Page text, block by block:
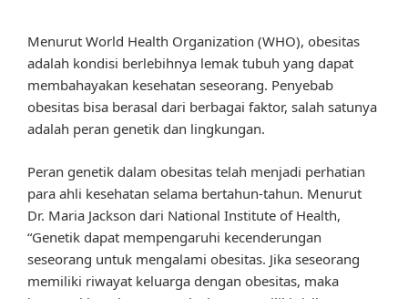
Menurut World Health Organization (WHO), obesitas
adalah kondisi berlebihnya lemak tubuh yang dapat
membahayakan kesehatan seseorang. Penyebab
obesitas bisa berasal dari berbagai faktor, salah satunya
adalah peran genetik dan lingkungan.
Peran genetik dalam obesitas telah menjadi perhatian
para ahli kesehatan selama bertahun-tahun. Menurut
Dr. Maria Jackson dari National Institute of Health,
“Genetik dapat mempengaruhi kecenderungan
seseorang untuk mengalami obesitas. Jika seseorang
memiliki riwayat keluarga dengan obesitas, maka